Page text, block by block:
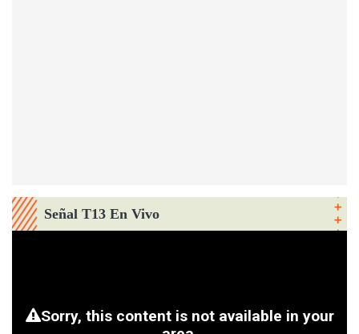
Señal T13 En Vivo